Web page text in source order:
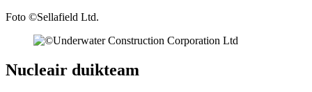
Foto ©Sellafield Ltd.
Nucleair duikteam